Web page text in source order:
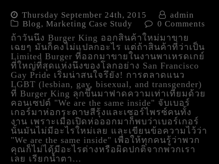
Thursday September 24th, 2015
admin
Blog,Marketing Case Study 0 Comments
ถ้าวันนึง Burger King ออกสินค้าใหม่มาขาย
เฉยๆ มันก็คงไม่แปลกอะไร แต่ถ้าสินค้าที่ว่าเป็น
Limited Burger ที่ออกมาขายในงานพาเหรดเกย์
ที่ใหญ่ที่สุดแห่งนึงของโลกอย่าง San Francisco
Gay Pride เริ่มน่าสนใจรึยัง! การตลาดแนว
LGBT (lesbian, gay, bisexual, and transgender)
ที่ Burger King ลุกขึ้นมาฟาดความเท่าเทียมด้วย
คอนเซปต์ "We are the same inside" จับเบอร์
เกอร์มาห่อกระดาษสีรุ้งและเซอร์ไพรซ์คนทั้ง
งาน เพราะเมื่อเปิดห่อออกมาก็พบว่าเบอร์เกอร์
นั้นมันไม่มีอะไรใหม่เลย และเขียนข้อความไว้ว่า
"We are the same inside" เพื่อให้ทุกคนรู้ว่าพวก
คุณก็ไม่ได้มีอะไรต่างหรือผิดปกติจากพวกเรา
เลย เรียกน้ำตา…